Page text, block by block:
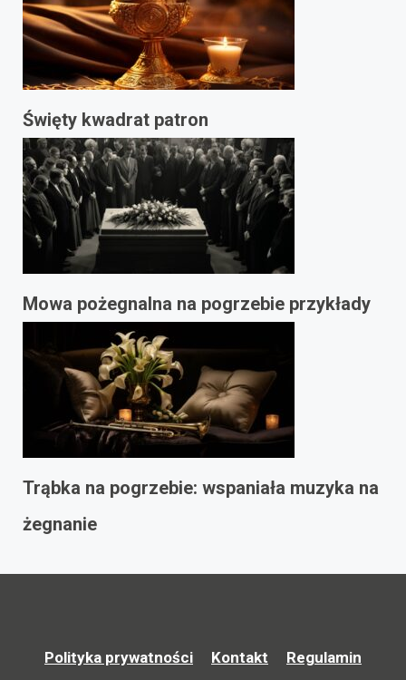
Święty kwadrat patron
Mowa pożegnalna na pogrzebie przykłady
Trąbka na pogrzebie: wspaniała muzyka na
żegnanie
Polityka prywatności Kontakt Regulamin